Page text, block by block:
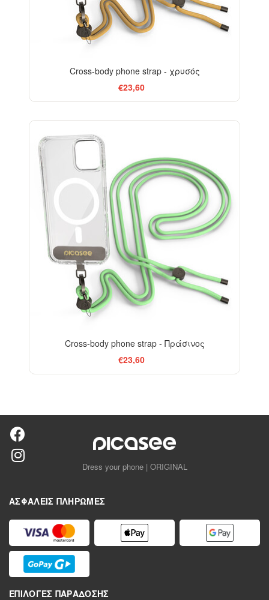
Cross-body phone strap - χρυσός
€23,60
Cross-body phone strap - Πράσινος
€23,60
Dress your phone | ORIGINAL
ΑΣΦΑΛΕΊΣ ΠΛΗΡΩΜΈΣ
ΕΠΙΛΟΓΈΣ ΠΑΡΆΔΟΣΗΣ